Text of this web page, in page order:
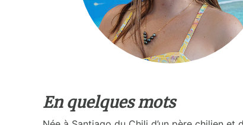
En quelques mots